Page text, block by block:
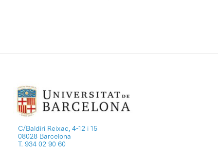
C/Baldiri Reixac, 4-12 i 15
08028 Barcelona
T. 934 02 90 60